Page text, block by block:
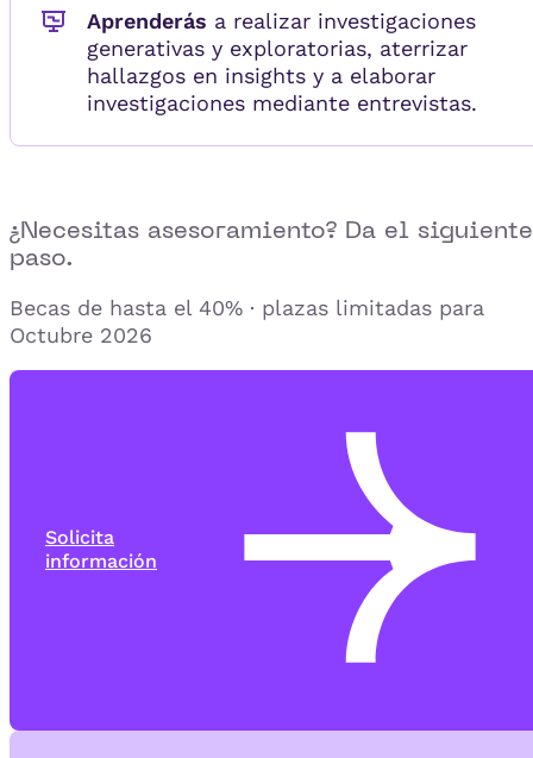
Aprenderás a realizar investigaciones
generativas y exploratorias, aterrizar
hallazgos en insights y a elaborar
investigaciones mediante entrevistas.
¿Necesitas asesoramiento? Da el siguiente
paso.
Becas de hasta el 40% · plazas limitadas para
Octubre 2026
Solicita
información